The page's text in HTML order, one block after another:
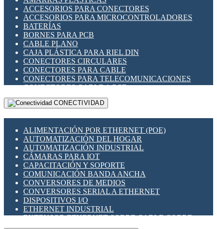
INDICADORES PARA PANEL
INTERFACES DE RELÉ
INTERRUPTORES FIN DE CARRERA
LLAVES CONMUTADORAS
MEDIDORES DE ENERGÍA Y TC'S DE CORRIENTE
MOTORES PASO A PASO
PANTALLAS HMI
PLC -CONTROLADORES LÓGICO PROGRAMABLES
PROGRAMADORES DE HORARIO
RELÉS DE PROTECCIÓN
SENSORES CAPACITIVOS
SENSORES INDUCTIVOS
TEMPORIZADORES
VARIACS
VARIADORES DE FRECUENCIA [VDF]
SECCIONADORES - INTERRUPTORES
MAQUINARIA
ACCESORIOS PARA CONECTORES
ACCESORIOS PARA MICROCONTROLADORES
BATERÍAS
BORNES PARA PCB
CABLE PLANO
CAJA PLÁSTICA PARA RIEL DIN
CONECTORES CIRCULARES
CONECTORES PARA CABLE
CONECTORES PARA TELECOMUNICACIONES
CONECTORES CABLE A PCB
CONECTORES PCB A CABLE
DIP SWITCHES
HERRAMIENTAS VARIAS
ILUMINACIÓN LED
INTERRUPTORES REED
INTERFACES DE RELÉ
OTROS RELÉS
PROTECCIÓN TÉRMICA
RELÉS AUTOMOTRICES
RELÉS DE SEÑAL
RELÉS DE ESTADO SÓLIDO SSR
RELÉS INDUSTRIALES
RELÉS MINIATURA DE POTENCIA
CONECTIVIDAD
ALIMENTACIÓN POR ETHERNET (POE)
AUTOMATIZACIÓN DEL HOGAR
AUTOMATIZACIÓN INDUSTRIAL
CÁMARAS PARA IOT
CAPACITACIÓN Y SOPORTE
COMUNICACIÓN BANDA ANCHA
CONVERSORES DE MEDIOS
CONVERSORES SERIAL A ETHERNET
DISPOSITIVOS I/O
ETHERNET INDUSTRIAL
EXTENSOR ETHERNET SOBRE CABLE COBRE
GATEWAY LORAWAN